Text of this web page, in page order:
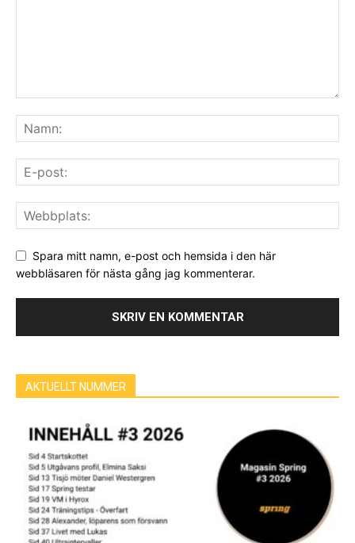
Spara mitt namn, e-post och hemsida i den här
webbläsaren för nästa gång jag kommenterar.
AKTUELLT NUMMER